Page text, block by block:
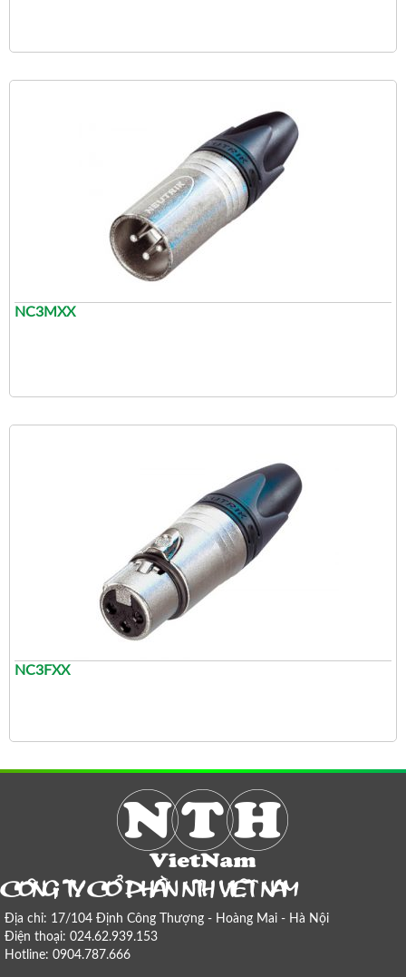
NC3MXX
NC3FXX
COÂNG TY COÅ PHAÀN NTH VIEÄT NAM
Địa chỉ: 17/104 Định Công Thượng - Hoàng Mai - Hà Nội
Điện thoại: 024.62.939.153
Hotline: 0904.787.666